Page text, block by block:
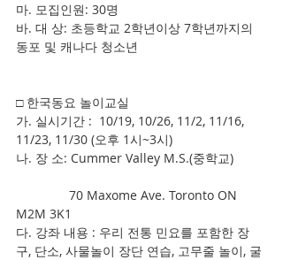
마. 모집인원: 30명
바. 대 상: 초등학교 2학년이상 7학년까지의
동포 및 캐나다 청소년
□ 한국동요 놀이교실
가. 실시기간 :  10/19, 10/26, 11/2, 11/16,
11/23, 11/30 (오후 1시~3시)
나. 장 소: Cummer Valley M.S.(중학교)
M2M 3K1
다. 강좌 내용 : 우리 전통 민요를 포함한 장
구, 단소, 사물놀이 장단 연습, 고무줄 놀이, 굴